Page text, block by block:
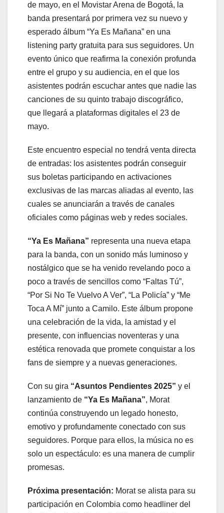
de mayo, en el Movistar Arena de Bogotá, la
banda presentará por primera vez su nuevo y
esperado álbum “Ya Es Mañana” en una
listening party gratuita para sus seguidores. Un
evento único que reafirma la conexión profunda
entre el grupo y su audiencia, en el que los
asistentes podrán escuchar antes que nadie las
canciones de su quinto trabajo discográfico,
que llegará a plataformas digitales el 23 de
mayo.
Este encuentro especial no tendrá venta directa
de entradas: los asistentes podrán conseguir
sus boletas participando en activaciones
exclusivas de las marcas aliadas al evento, las
cuales se anunciarán a través de canales
oficiales como páginas web y redes sociales.
“Ya Es Mañana” representa una nueva etapa
para la banda, con un sonido más luminoso y
nostálgico que se ha venido revelando poco a
poco a través de sencillos como “Faltas Tú”,
“Por Si No Te Vuelvo A Ver”, “La Policía” y “Me
Toca A Mí” junto a Camilo. Este álbum propone
una celebración de la vida, la amistad y el
presente, con influencias noventeras y una
estética renovada que promete conquistar a los
fans de siempre y a nuevas generaciones.
Con su gira “Asuntos Pendientes 2025” y el
lanzamiento de “Ya Es Mañana”, Morat
continúa construyendo un legado honesto,
emotivo y profundamente conectado con sus
seguidores. Porque para ellos, la música no es
solo un espectáculo: es una manera de cumplir
promesas.
Próxima presentación: Morat se alista para su
participación en Colombia como headliner del